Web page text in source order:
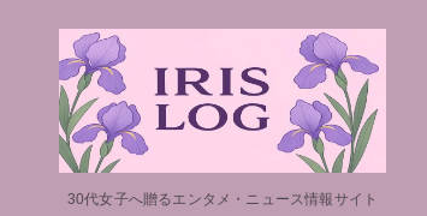
30代女子へ贈るエンタメ・ニュース情報サイト